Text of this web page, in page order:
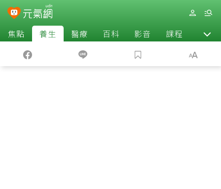
焦點 養生 醫療 百科 影音 課程 退休